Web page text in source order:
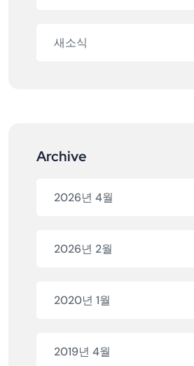
새소식
Archive
2026년 4월
2026년 2월
2020년 1월
2019년 4월